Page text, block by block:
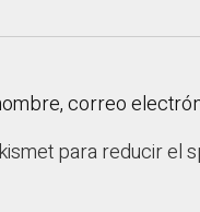
correo
para reducir el